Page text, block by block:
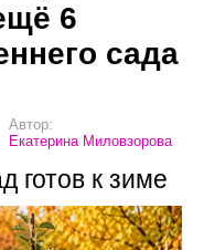
6
сада
Автор:
Екатерина Миловзорова
готов к зиме